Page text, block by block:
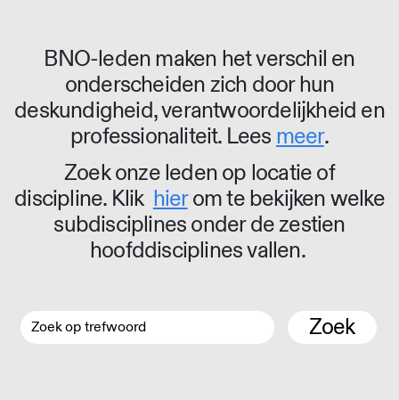
BNO-leden maken het verschil en
onderscheiden zich door hun
deskundigheid, verantwoordelijkheid en
professionaliteit. Lees meer.
Zoek onze leden op locatie of
discipline. Klik hierom te bekijken welke
subdisciplines onder de zestien
hoofddisciplines vallen.
Zoek